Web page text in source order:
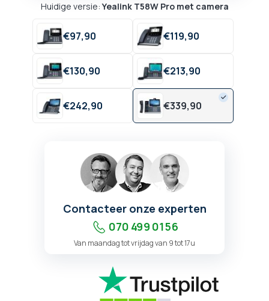
Huidige versie:Yealink T58W Pro met camera
€97,90 €119,90
€130,90 €213,90
€242,90 €339,90
Contacteer onze experten
070 499 01 56
Van maandag tot vrijdag van 9 tot 17u